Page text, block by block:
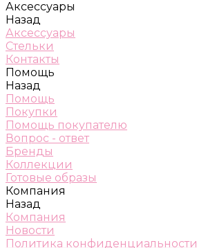
Аксессуары
Назад
Аксессуары
Стельки
Контакты
Помощь
Назад
Помощь
Покупки
Помощь покупателю
Вопрос - ответ
Бренды
Коллекции
Готовые образы
Компания
Назад
Компания
Новости
Политика конфиденциальности